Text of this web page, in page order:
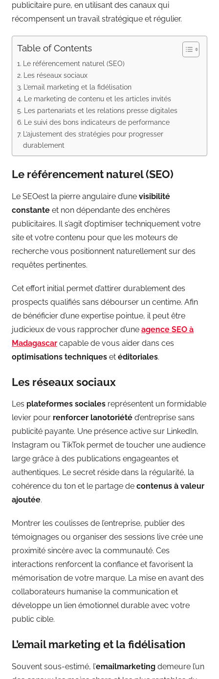
publicitaire pure, en utilisant des canaux qui
récompensent un travail stratégique et régulier.
Table of Contents
Le référencement naturel (SEO)
Les réseaux sociaux
L’email marketing et la fidélisation
Le marketing de contenu et les articles invités
Les partenariats et les relations presse digitales
Le suivi des bons indicateurs de performance
L’ajustement des stratégies pour progresser
durablement
Le référencement naturel (SEO)
Le SEOest la pierre angulaire d’une visibilité
constante et non dépendante des enchères
publicitaires. Il s’agit d’optimiser techniquement votre
site et votre contenu pour que les moteurs de
recherche vous positionnent naturellement sur des
requêtes pertinentes.
Cet effort initial permet d’attirer durablement des
prospects qualifiés sans débourser un centime. Afin
de bénéficier d’une expertise pointue, il peut être
judicieux de vous rapprocher d’une agence SEO à
Madagascar capable de vous aider dans ces
optimisations techniques et éditoriales.
Les réseaux sociaux
Les plateformes sociales représentent un formidable
levier pour renforcer lanotoriété d’entreprise sans
publicité payante. Une présence active sur LinkedIn,
Instagram ou TikTok permet de toucher une audience
large grâce à des publications engageantes et
authentiques. Le secret réside dans la régularité, la
cohérence du ton et le partage de contenus à valeur
ajoutée.
Montrer les coulisses de l’entreprise, publier des
témoignages ou organiser des sessions live crée une
proximité sincère avec la communauté. Ces
interactions renforcent la confiance et favorisent la
mémorisation de votre marque. La mise en avant des
collaborateurs humanise la communication et
développe un lien émotionnel durable avec votre
public cible.
L’email marketing et la fidélisation
Souvent sous-estimé, l’emailmarketing demeure l’un